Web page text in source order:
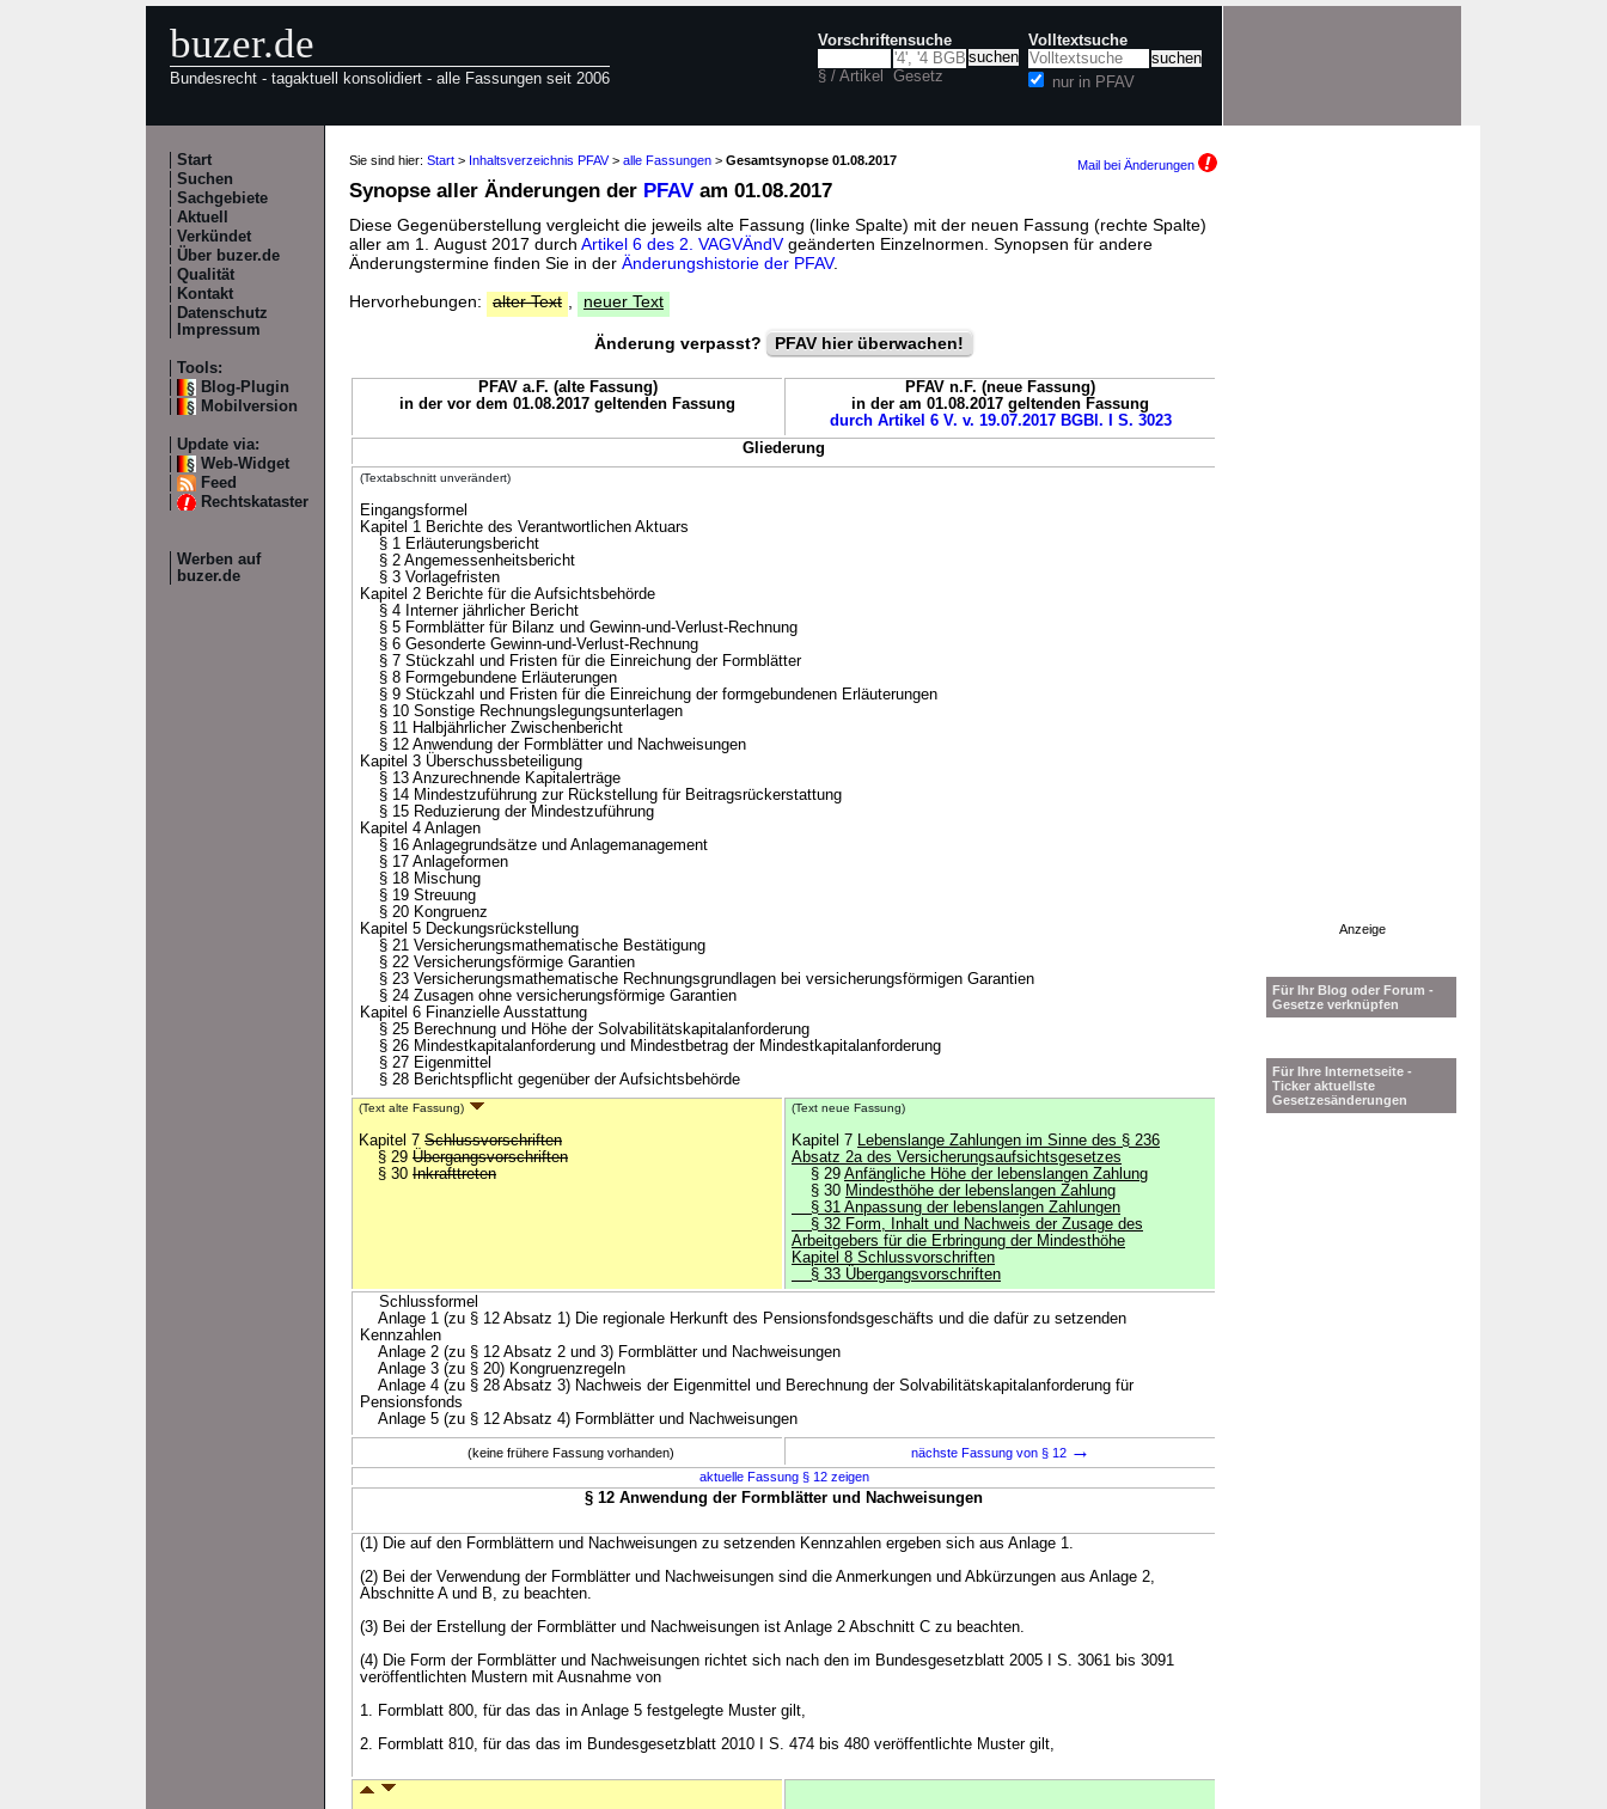
buzer.de
Bundesrecht - tagaktuell konsolidiert - alle Fassungen seit 2006
Vorschriftensuche
§ / Artikel Gesetz
Volltextsuche
nur in PFAV
Start
Suchen
Sachgebiete
Aktuell
Verkündet
Über buzer.de
Qualität
Kontakt
Datenschutz
Impressum
Tools:
Blog-Plugin
Mobilversion
Update via:
Web-Widget
Feed
Rechtskataster
Werben auf
buzer.de
Sie sind hier: Start > Inhaltsverzeichnis PFAV> alle Fassungen > Gesamtsynopse 01.08.2017 Mail bei Änderungen
Synopse aller Änderungen der PFAV am 01.08.2017
Diese Gegenüberstellung vergleicht die jeweils alte Fassung (linke Spalte) mit der neuen Fassung (rechte Spalte)
aller am 1. August 2017 durch Artikel 6 des 2. VAGVÄndVgeänderten Einzelnormen. Synopsen für andere
Änderungstermine finden Sie in der Änderungshistorie der PFAV.
Hervorhebungen:
alter Text neuer Text
Änderung verpasst? PFAV hier überwachen!
PFAV a.F. (alte Fassung)
in der vor dem 01.08.2017 geltenden Fassung
PFAV n.F. (neue Fassung)
in der am 01.08.2017 geltenden Fassung
durch Artikel 6 V. v. 19.07.2017 BGBl. I S. 3023
Gliederung
(Textabschnitt unverändert)
Eingangsformel
Kapitel 1 Berichte des Verantwortlichen Aktuars
§ 1 Erläuterungsbericht
§ 2 Angemessenheitsbericht
§ 3 Vorlagefristen
Kapitel 2 Berichte für die Aufsichtsbehörde
§ 4 Interner jährlicher Bericht
§ 5 Formblätter für Bilanz und Gewinn-und-Verlust-Rechnung
§ 6 Gesonderte Gewinn-und-Verlust-Rechnung
§ 7 Stückzahl und Fristen für die Einreichung der Formblätter
§ 8 Formgebundene Erläuterungen
§ 9 Stückzahl und Fristen für die Einreichung der formgebundenen Erläuterungen
§ 10 Sonstige Rechnungslegungsunterlagen
§ 11 Halbjährlicher Zwischenbericht
§ 12 Anwendung der Formblätter und Nachweisungen
Kapitel 3 Überschussbeteiligung
§ 13 Anzurechnende Kapitalerträge
§ 14 Mindestzuführung zur Rückstellung für Beitragsrückerstattung
§ 15 Reduzierung der Mindestzuführung
Kapitel 4 Anlagen
§ 16 Anlagegrundsätze und Anlagemanagement
§ 17 Anlageformen
§ 18 Mischung
§ 19 Streuung
§ 20 Kongruenz
Kapitel 5 Deckungsrückstellung
§ 21 Versicherungsmathematische Bestätigung
§ 22 Versicherungsförmige Garantien
§ 23 Versicherungsmathematische Rechnungsgrundlagen bei versicherungsförmigen Garantien
§ 24 Zusagen ohne versicherungsförmige Garantien
Kapitel 6 Finanzielle Ausstattung
§ 25 Berechnung und Höhe der Solvabilitätskapitalanforderung
§ 26 Mindestkapitalanforderung und Mindestbetrag der Mindestkapitalanforderung
§ 27 Eigenmittel
§ 28 Berichtspflicht gegenüber der Aufsichtsbehörde
(Text alte Fassung)
Kapitel 7 Schlussvorschriften
§ 29 Übergangsvorschriften
§ 30 Inkrafttreten
(Text neue Fassung)
Kapitel 7 Lebenslange Zahlungen im Sinne des § 236
Absatz 2a des Versicherungsaufsichtsgesetzes
§ 29 Anfängliche Höhe der lebenslangen Zahlung
§ 30 Mindesthöhe der lebenslangen Zahlung
§ 31 Anpassung der lebenslangen Zahlungen
§ 32 Form, Inhalt und Nachweis der Zusage des
Arbeitgebers für die Erbringung der Mindesthöhe
Kapitel 8 Schlussvorschriften
§ 33 Übergangsvorschriften
Schlussformel
Anlage 1 (zu § 12 Absatz 1) Die regionale Herkunft des Pensionsfondsgeschäfts und die dafür zu setzenden
Kennzahlen
Anlage 2 (zu § 12 Absatz 2 und 3) Formblätter und Nachweisungen
Anlage 3 (zu § 20) Kongruenzregeln
Anlage 4 (zu § 28 Absatz 3) Nachweis der Eigenmittel und Berechnung der Solvabilitätskapitalanforderung für
Pensionsfonds
Anlage 5 (zu § 12 Absatz 4) Formblätter und Nachweisungen
(keine frühere Fassung vorhanden) nächste Fassung von § 12 →
aktuelle Fassung § 12 zeigen
§ 12 Anwendung der Formblätter und Nachweisungen
(1) Die auf den Formblättern und Nachweisungen zu setzenden Kennzahlen ergeben sich aus Anlage 1.
(2) Bei der Verwendung der Formblätter und Nachweisungen sind die Anmerkungen und Abkürzungen aus Anlage 2,
Abschnitte A und B, zu beachten.
(3) Bei der Erstellung der Formblätter und Nachweisungen ist Anlage 2 Abschnitt C zu beachten.
(4) Die Form der Formblätter und Nachweisungen richtet sich nach den im Bundesgesetzblatt 2005 I S. 3061 bis 3091
veröffentlichten Mustern mit Ausnahme von
1. Formblatt 800, für das das in Anlage 5 festgelegte Muster gilt,
2. Formblatt 810, für das das im Bundesgesetzblatt 2010 I S. 474 bis 480 veröffentlichte Muster gilt,
Anzeige
Für Ihr Blog oder Forum -
Gesetze verknüpfen
Für Ihre Internetseite -
Ticker aktuellste
Gesetzesänderungen